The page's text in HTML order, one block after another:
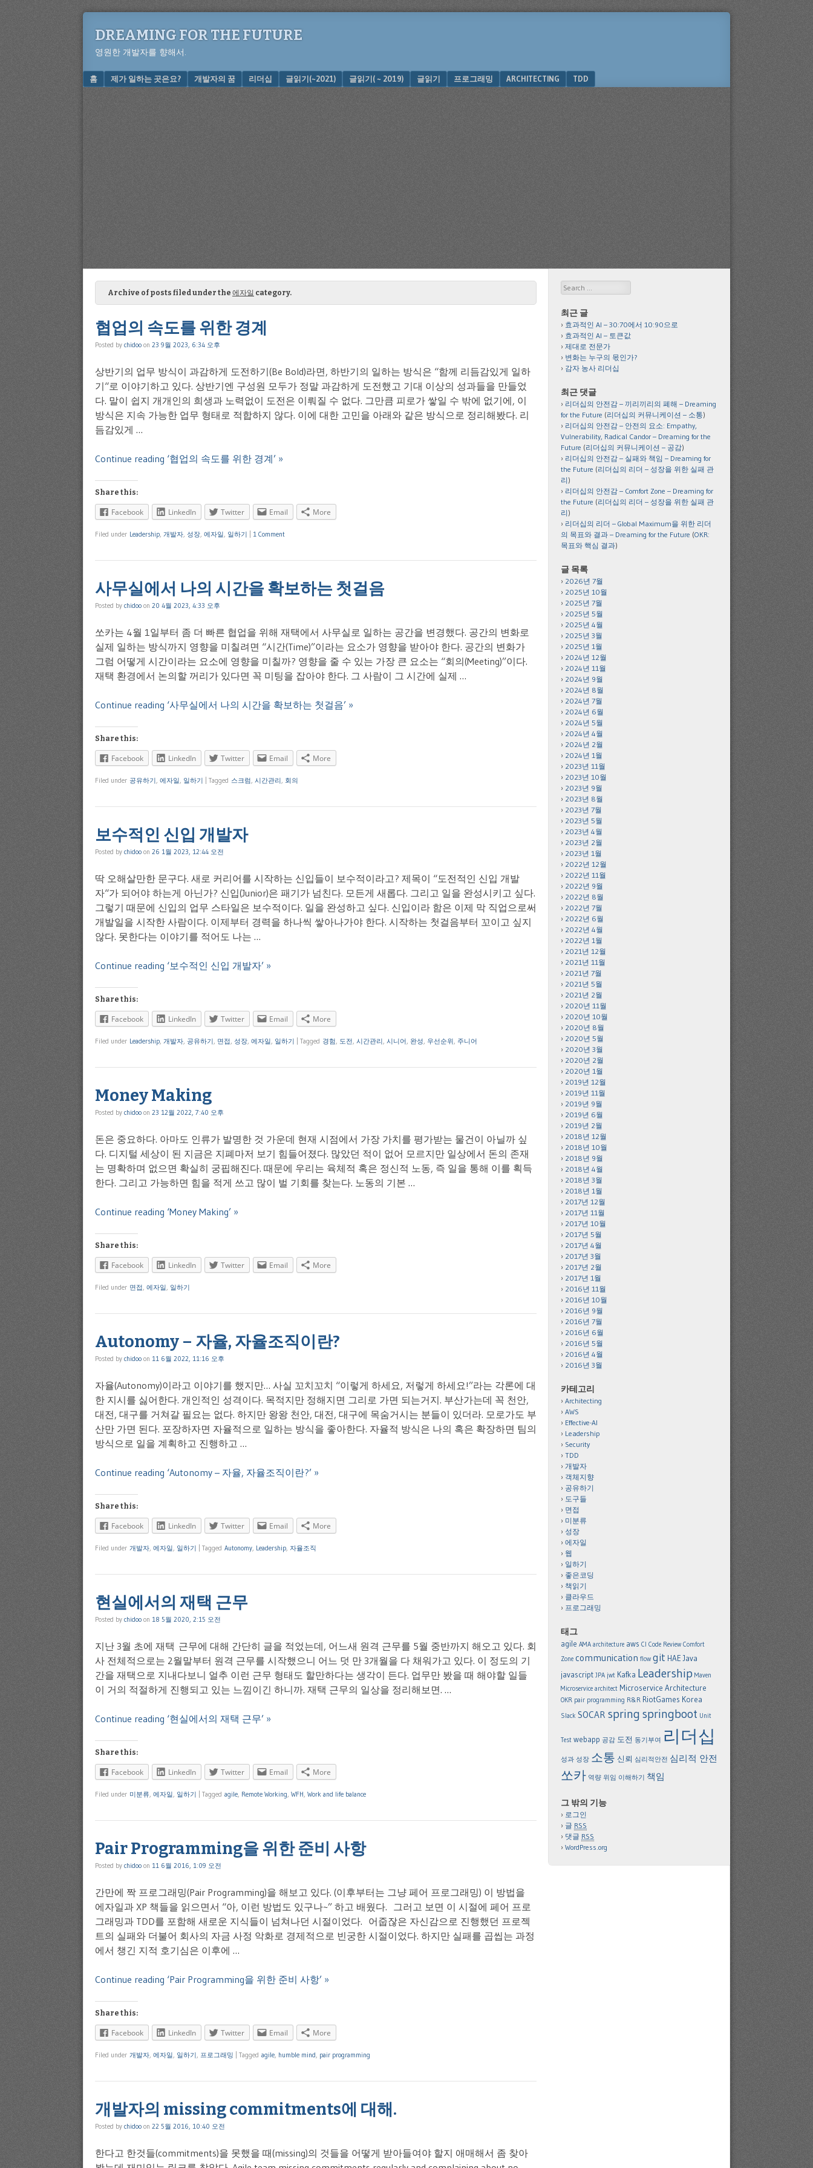
DREAMING FOR THE FUTURE
영원한 개발자를 향해서.
Menu
SKIP TO CONTENT
홈 제가 일하는 곳은요? 개발자의 꿈 리더십 글읽기(~2021) 글읽기( ~ 2019) 글읽기 프로그래밍 ARCHITECTING TDD
Archive of posts filed under the 에자일 category.
협업의 속도를 위한 경계
Posted by chidoo on 23 9월 2023, 6:34 오후
상반기의 업무 방식이 과감하게 도전하기(Be Bold)라면, 하반기의 일하는 방식은 “함께 리듬감있게 일하
기“로 이야기하고 있다. 상반기엔 구성원 모두가 정말 과감하게 도전했고 기대 이상의 성과들을 만들었
다. 말이 쉽지 개개인의 희생과 노력없이 도전은 이뤄질 수 없다. 그만큼 피로가 쌓일 수 밖에 없기에, 이
방식은 지속 가능한 업무 형태로 적합하지 않다. 이에 대한 고민을 아래와 같은 방식으로 정리해봤다. 리
듬감있게 …
Continue reading ‘협업의 속도를 위한 경계’ »
Share this:
Facebook LinkedIn Twitter Email More
Filed under Leadership, 개발자, 성장, 에자일, 일하기 1 Comment
사무실에서 나의 시간을 확보하는 첫걸음
Posted by chidoo on 20 4월 2023, 4:33 오후
쏘카는 4월 1일부터 좀 더 빠른 협업을 위해 재택에서 사무실로 일하는 공간을 변경했다. 공간의 변화로
실제 일하는 방식까지 영향을 미칠려면 “시간(Time)”이라는 요소가 영향을 받아야 한다. 공간의 변화가
그럼 어떻게 시간이라는 요소에 영향을 미칠까? 영향을 줄 수 있는 가장 큰 요소는 “회의(Meeting)”이다.
재택 환경에서 논의할 꺼리가 있다면 꼭 미팅을 잡아야 한다. 그 사람이 그 시간에 실제 …
Continue reading ‘사무실에서 나의 시간을 확보하는 첫걸음’ »
Share this:
Facebook LinkedIn Twitter Email More
Filed under 공유하기, 에자일, 일하기 Tagged 스크럼, 시간관리, 회의
보수적인 신입 개발자
Posted by chidoo on 26 1월 2023, 12:44 오전
딱 오해살만한 문구다. 새로 커리어를 시작하는 신입들이 보수적이라고? 제목이 “도전적인 신입 개발
자“가 되어야 하는게 아닌가? 신입(Junior)은 패기가 넘친다. 모든게 새롭다. 그리고 일을 완성시키고 싶다.
그렇기 때문에 신입의 업무 스타일은 보수적이다. 일을 완성하고 싶다. 신입이라 함은 이제 막 직업으로써
개발일을 시작한 사람이다. 이제부터 경력을 하나씩 쌓아나가야 한다. 시작하는 첫걸음부터 꼬이고 싶지
않다. 못한다는 이야기를 적어도 나는 …
Continue reading ‘보수적인 신입 개발자’ »
Share this:
Facebook LinkedIn Twitter Email More
Filed under Leadership, 개발자, 공유하기, 면접, 성장, 에자일, 일하기 Tagged 경험, 도전, 시간관리, 시니어, 완성, 우선순위, 주니어
Money Making
Posted by chidoo on 23 12월 2022, 7:40 오후
돈은 중요하다. 아마도 인류가 발명한 것 가운데 현재 시점에서 가장 가치를 평가받는 물건이 아닐까 싶
다. 디지털 세상이 된 지금은 지폐마저 보기 힘들어졌다. 많았던 적이 없어 모르지만 일상에서 돈의 존재
는 명확하며 없으면 확실히 궁핍해진다. 때문에 우리는 육체적 혹은 정신적 노동, 즉 일을 통해 이를 획득
한다. 그리고 가능하면 힘을 적게 쓰고 많이 벌 기회를 찾는다. 노동의 기본 …
Continue reading ‘Money Making’ »
Share this:
Facebook LinkedIn Twitter Email More
Filed under 면접, 에자일, 일하기
Autonomy – 자율, 자율조직이란?
Posted by chidoo on 11 6월 2022, 11:16 오후
자율(Autonomy)이라고 이야기를 했지만… 사실 꼬치꼬치 “이렇게 하세요, 저렇게 하세요!”라는 각론에 대
한 지시를 싫어한다. 개인적인 성격이다. 목적지만 정해지면 그리로 가면 되는거지. 부산가는데 꼭 천안,
대전, 대구를 거쳐갈 필요는 없다. 하지만 왕왕 천안, 대전, 대구에 목숨거시는 분들이 있더라. 모로가도 부
산만 가면 된다. 포장하자면 자율적으로 일하는 방식을 좋아한다. 자율적 방식은 나의 혹은 확장하면 팀의
방식으로 일을 계획하고 진행하고 …
Continue reading ‘Autonomy – 자율, 자율조직이란?’ »
Share this:
Facebook LinkedIn Twitter Email More
Filed under 개발자, 에자일, 일하기 Tagged Autonomy, Leadership, 자율조직
현실에서의 재택 근무
Posted by chidoo on 18 5월 2020, 2:15 오전
지난 3월 초에 재택 근무에 대해 간단히 글을 적었는데, 어느새 원격 근무를 5월 중반까지 해오고 있다. 회
사 전체적으로는 2월말부터 원격 근무를 시작했으니 어느 덧 만 3개월을 다 채워가고 있다. 이 정도의 기
간을 재택으로 지내다보니 얼추 이런 근무 형태도 할만하다는 생각이 든다. 업무만 봤을 때 해야할 일들
이 거의 적절하게 진행되고 있는 느낌이긴 하니까. 재택 근무의 일상을 정리해보면. …
Continue reading ‘현실에서의 재택 근무’ »
Share this:
Facebook LinkedIn Twitter Email More
Filed under 미분류, 에자일, 일하기 Tagged agile, Remote Working, WFH, Work and life balance
Pair Programming을 위한 준비 사항
Posted by chidoo on 11 6월 2016, 1:09 오전
간만에 짝 프로그래밍(Pair Programming)을 해보고 있다. (이후부터는 그냥 페어 프로그래밍) 이 방법을
에자일과 XP 책들을 읽으면서 “아, 이런 방법도 있구나~” 하고 배웠다. 그러고 보면 이 시절에 페어 프로
그래밍과 TDD를 포함해 새로운 지식들이 넘쳐나던 시절이었다. 어줍잖은 자신감으로 진행했던 프로젝
트의 실패와 더불어 회사의 자금 사정 악화로 경제적으로 빈궁한 시절이었다. 하지만 실패를 곱씹는 과정
에서 챙긴 지적 호기심은 이후에 …
Continue reading ‘Pair Programming을 위한 준비 사항’ »
Share this:
Facebook LinkedIn Twitter Email More
Filed under 개발자, 에자일, 일하기, 프로그래밍 Tagged agile, humble mind, pair programming
개발자의 missing commitments에 대해.
Posted by chidoo on 22 5월 2016, 10:40 오전
한다고 한것들(commitments)을 못했을 때(missing)의 것들을 어떻게 받아들여야 할지 애매해서 좀 찾아
Search
최근 글
효과적인 AI – 30:70에서 10:90으로
효과적인 AI – 토큰값
제대로 전문가
변화는 누구의 몫인가?
감자 농사 리더십
최근 댓글
리더십의 안전감 – 끼리끼리의 폐해 – Dreaming
for the Future (리더십의 커뮤니케이션 – 소통)
리더십의 안전감 – 안전의 요소: Empathy,
Vulnerability, Radical Candor – Dreaming for the
Future (리더십의 커뮤니케이션 – 공감)
리더십의 안전감 – 실패와 책임 – Dreaming for
the Future (리더십의 리더 – 성장을 위한 실패 관
리)
리더십의 안전감 – Comfort Zone – Dreaming for
the Future (리더십의 리더 – 성장을 위한 실패 관
리)
리더십의 리더 – Global Maximum을 위한 리더
의 목표와 결과 – Dreaming for the Future (OKR:
목표와 핵심 결과)
글 목록
2026년 7월
2025년 10월
2025년 7월
2025년 5월
2025년 4월
2025년 3월
2025년 1월
2024년 12월
2024년 11월
2024년 9월
2024년 8월
2024년 7월
2024년 6월
2024년 5월
2024년 4월
2024년 2월
2024년 1월
2023년 11월
2023년 10월
2023년 9월
2023년 8월
2023년 7월
2023년 5월
2023년 4월
2023년 2월
2023년 1월
2022년 12월
2022년 11월
2022년 9월
2022년 8월
2022년 7월
2022년 6월
2022년 4월
2022년 1월
2021년 12월
2021년 11월
2021년 7월
2021년 5월
2021년 2월
2020년 11월
2020년 10월
2020년 8월
2020년 5월
2020년 3월
2020년 2월
2020년 1월
2019년 12월
2019년 11월
2019년 9월
2019년 6월
2019년 2월
2018년 12월
2018년 10월
2018년 9월
2018년 4월
2018년 3월
2018년 1월
2017년 12월
2017년 11월
2017년 10월
2017년 5월
2017년 4월
2017년 3월
2017년 2월
2017년 1월
2016년 11월
2016년 10월
2016년 9월
2016년 7월
2016년 6월
2016년 5월
2016년 4월
2016년 3월
카테고리
Architecting
AWS
Effective-AI
Leadership
Security
TDD
개발자
객체지향
공유하기
도구들
면접
미분류
성장
에자일
웹
일하기
좋은코딩
책읽기
클라우드
프로그래밍
태그
agile AMA architecture aws CI Code Review Comfort
Zone communication flow git HAE Java
javascript JPA jwt Kafka Leadership Maven
Microservice architect Microservice Architecture
OKR pair programming R&R RiotGames Korea
Slack SOCAR spring springboot Unit
Test webapp 공감 도전 동기부여 리더십
성과 성장 소통 신뢰 심리적안전 심리적 안전
쏘카 역량 위임 이해하기 책임
그 밖의 기능
로그인
글 RSS
댓글 RSS
WordPress.org